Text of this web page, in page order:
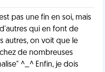
pas une fin en soi, mais
qui en font de
autres, on voit que le
de nombreuses
^_^ Enfin, je dois